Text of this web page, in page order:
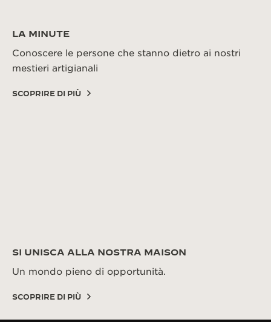
LA MINUTE
Conoscere le persone che stanno dietro ai nostri
mestieri artigianali
SCOPRIRE DI PIÙ
SI UNISCA ALLA NOSTRA MAISON
Un mondo pieno di opportunità.
SCOPRIRE DI PIÙ